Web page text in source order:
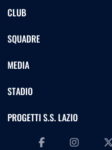
CLUB
SQUADRE
MEDIA
STADIO
PROGETTI S.S. LAZIO